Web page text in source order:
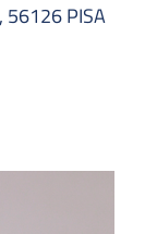
56126 PISA